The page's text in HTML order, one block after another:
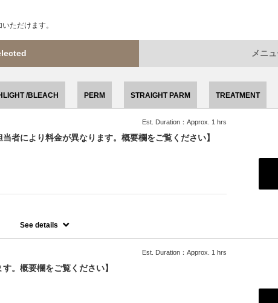
ただけます。
メニ
/BLEACH PERM STRAIGHT PARM TREATMENT
Est. Duration：Approx. 1 hrs
者により料金が異なります。概要欄をご覧ください】
プーです。
す。
See details
Est. Duration：Approx. 1 hrs
。概要欄をご覧ください】